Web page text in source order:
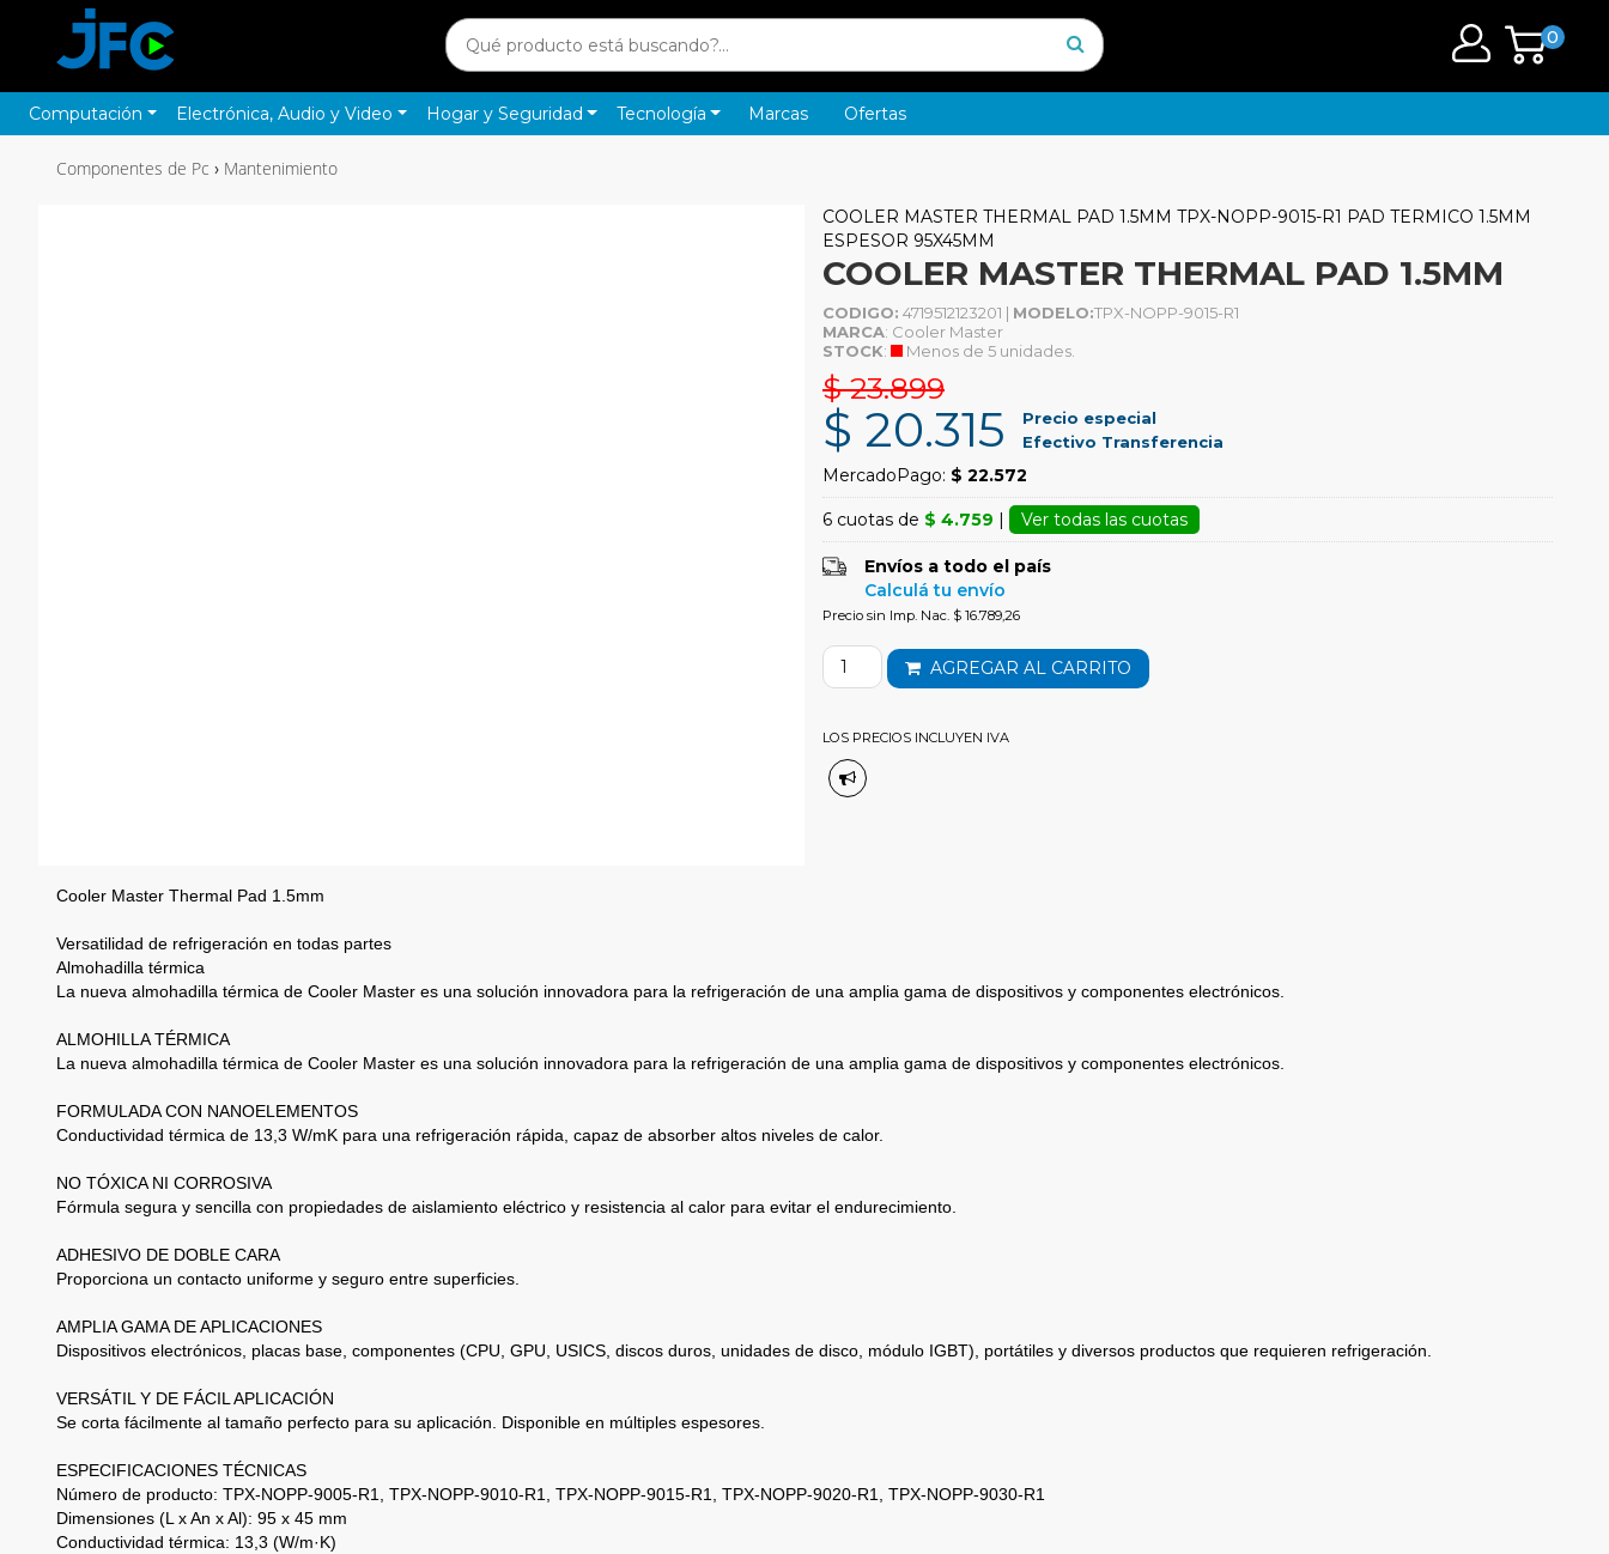
0
Computación Electrónica, Audio y Video Hogar y Seguridad Tecnología Marcas Ofertas
Componentes de Pc › Mantenimiento
COOLER MASTER THERMAL PAD 1.5MM TPX-NOPP-9015-R1 PAD TERMICO 1.5MM
ESPESOR 95X45MM
COOLER MASTER THERMAL PAD 1.5MM
CODIGO: 4719512123201 | MODELO:TPX-NOPP-9015-R1
MARCA: Cooler Master
STOCK: Menos de 5 unidades.
$ 23.899
$ 20.315
Precio especial
Efectivo Transferencia
MercadoPago: $ 22.572
6 cuotas de $ 4.759 | Ver todas las cuotas
Envíos a todo el país
Calculá tu envío
Precio sin Imp. Nac. $ 16.789,26
AGREGAR AL CARRITO
LOS PRECIOS INCLUYEN IVA
Cooler Master Thermal Pad 1.5mm
Versatilidad de refrigeración en todas partes
Almohadilla térmica
La nueva almohadilla térmica de Cooler Master es una solución innovadora para la refrigeración de una amplia gama de dispositivos y componentes electrónicos.
ALMOHILLA TÉRMICA
La nueva almohadilla térmica de Cooler Master es una solución innovadora para la refrigeración de una amplia gama de dispositivos y componentes electrónicos.
FORMULADA CON NANOELEMENTOS
Conductividad térmica de 13,3 W/mK para una refrigeración rápida, capaz de absorber altos niveles de calor.
NO TÓXICA NI CORROSIVA
Fórmula segura y sencilla con propiedades de aislamiento eléctrico y resistencia al calor para evitar el endurecimiento.
ADHESIVO DE DOBLE CARA
Proporciona un contacto uniforme y seguro entre superficies.
AMPLIA GAMA DE APLICACIONES
Dispositivos electrónicos, placas base, componentes (CPU, GPU, USICS, discos duros, unidades de disco, módulo IGBT), portátiles y diversos productos que requieren refrigeración.
VERSÁTIL Y DE FÁCIL APLICACIÓN
Se corta fácilmente al tamaño perfecto para su aplicación. Disponible en múltiples espesores.
ESPECIFICACIONES TÉCNICAS
Número de producto: TPX-NOPP-9005-R1, TPX-NOPP-9010-R1, TPX-NOPP-9015-R1, TPX-NOPP-9020-R1, TPX-NOPP-9030-R1
Dimensiones (L x An x Al): 95 x 45 mm
Conductividad térmica: 13,3 (W/m·K)